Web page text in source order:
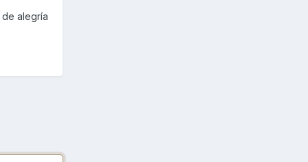
alegría